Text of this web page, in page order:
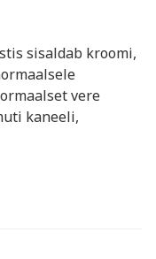
sisaldab kroomi,
vere
kaneeli,